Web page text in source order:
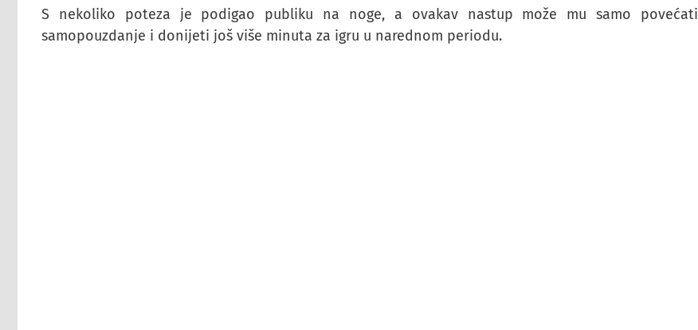
S nekoliko poteza je podigao publiku na noge, a ovakav nastup može mu samo povećati
samopouzdanje i donijeti još više minuta za igru u narednom periodu.